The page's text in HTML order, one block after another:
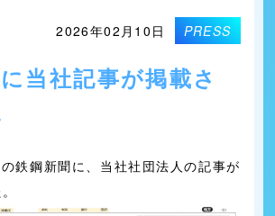
2026年02月10日 PRESS
当社記事が掲載さ
鉄鋼新聞に、当社社団法人の記事が